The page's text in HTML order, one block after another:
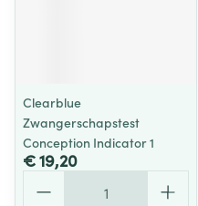
Clearblue
Zwangerschapstest
Conception Indicator 1
€ 19,20